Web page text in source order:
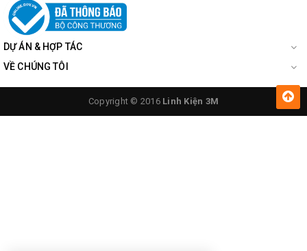
DỰ ÁN & HỢP TÁC
VỀ CHÚNG TÔI
Copyright © 2016 Linh Kiện 3M